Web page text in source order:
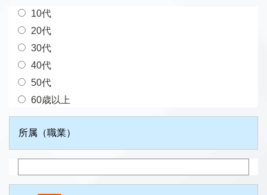
10代
20代
30代
40代
50代
60歳以上
所属（職業）